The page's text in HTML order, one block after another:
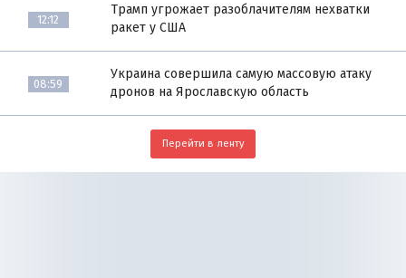
12:12
Трамп угрожает разоблачителям нехватки
ракет у США
08:59
Украина совершила самую массовую атаку
дронов на Ярославскую область
Перейти в ленту